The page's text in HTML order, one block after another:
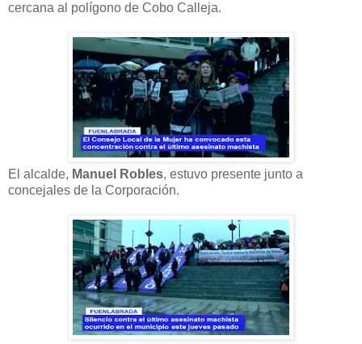
cercana al polígono de Cobo Calleja.
El alcalde, Manuel Robles, estuvo presente junto a
concejales de la Corporación.